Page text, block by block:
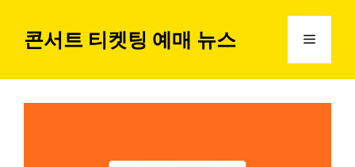
콘서트 티켓팅 예매 뉴스 메